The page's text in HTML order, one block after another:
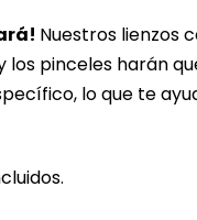
Nuestros lienzos
pinceles harán
lo que te